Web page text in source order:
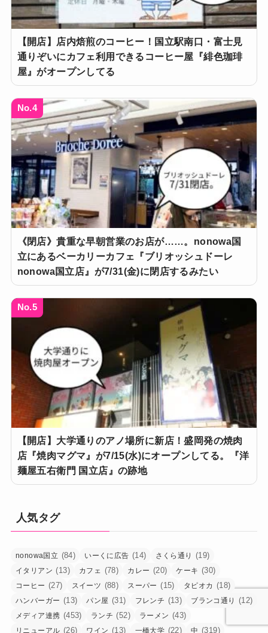
【開店】店内焙煎のコーヒー！国立駅南口・富士見
通りぞいにカフェ利用できるコーヒー屋『緋色珈琲
屋』がオープンしてる
No.4
《閉店》貴重な早朝営業のお店が……。nonowa国
立にあるベーカリーカフェ『ブリオッシュドーレ
nonowa国立店』が7/31(金)に閉店するみたい
No.5
【開店】大学通りのアノ場所に新店！盛岡発の焼肉
店『焼肉マグマ』が7/15(水)にオープンしてる。『洋
麺屋五右衛門 国立店』の跡地
人気タグ
nonowa国立 (84) いーくに広告 (14) さくら通り (19)
イタリアン (13) カフェ (78) カレー (20) ケーキ (30)
コーヒー (27) スイーツ (88) スーパー (15) タピオカ (18)
ハンバーガー (13) パン屋 (31) フレンチ (13) ブランコ通り (12)
メディア連携 (453) ランチ (52) ラーメン (43)
リニューアル (26) ワイン (13) 一橋大学 (22) 中 (319)